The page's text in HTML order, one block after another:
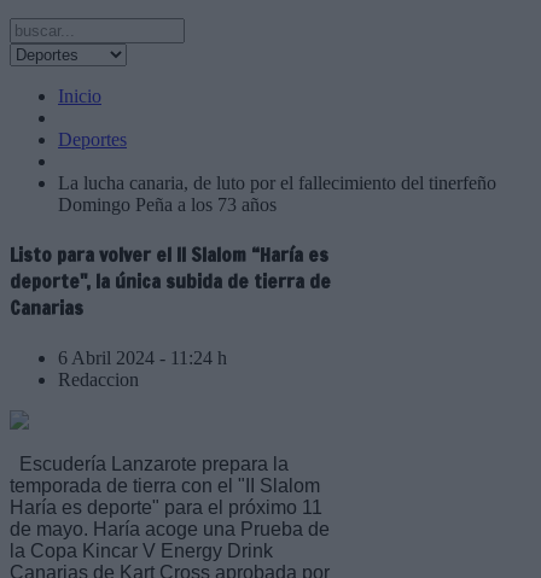
Inicio
Deportes
La lucha canaria, de luto por el fallecimiento del tinerfeño
Domingo Peña a los 73 años
Listo para volver el II Slalom “Haría es
deporte", la única subida de tierra de
Canarias
6 Abril 2024 - 11:24 h
Redaccion
Escudería Lanzarote prepara la
temporada de tierra con el "II Slalom
Haría es deporte" para el próximo 11
de mayo. Haría acoge una Prueba de
la Copa Kincar V Energy Drink
Canarias de Kart Cross aprobada por